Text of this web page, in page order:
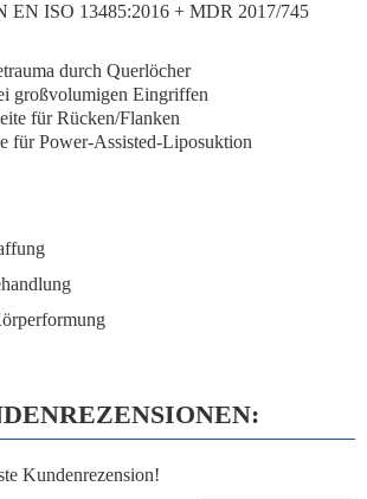
EN ISO 13485:2016 + MDR 2017/745
durch Querlöcher
großvolumigen Eingriffen
für Rücken/Flanken
für Power-Assisted-Liposuktion
Kundenrezension!